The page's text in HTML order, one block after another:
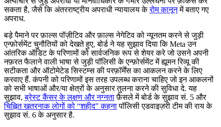
सकता है, जैसे कि अंतरराष्ट्रीय अपराधी न्यायालय केरोम कानूनमें बताए गए
अपराध.
बड़े पैमाने पर फ़ाल्स पॉज़ीटिव और फ़ाल्स नेगेटिव को न्यूनतम करने से जुड़ी
एन्फ़ोर्समेंट चुनौतियों को देखते हुए, बोर्ड ने यह सुझाव दिया कि Meta उन
आंतरिक ऑडिट के परिणामों को सार्वजनिक रूप से शेयर करे जो उसने अपनी
नफ़रत फैलाने वाली भाषा से जुड़ी पॉलिसी के एन्फ़ोर्समेंट में ह्यूमन रिव्यू की
सटीकता और ऑटोमेटेड सिस्टम्स की परफ़ॉर्मेंस का आकलन करने के लिए
करवाए हैं. कंपनी को परिणामों इस तरह उपलब्ध कराना चाहिए जो इन आकलनों
को सभी भाषाओं और/या क्षेत्रों के अनुसार तुलना करने की सुविधा दे. यह
सुझाव,ब्रेस्ट कैंसर के लक्षण और नग्नताफ़ैसले में बोर्ड के सुझाव सं. 5 और
चिह्नित खतरनाक लोगों को “शहीद” कहनापॉलिसी एडवाइज़री टीम की राय के
सुझाव सं. 6 के अनुसार है.